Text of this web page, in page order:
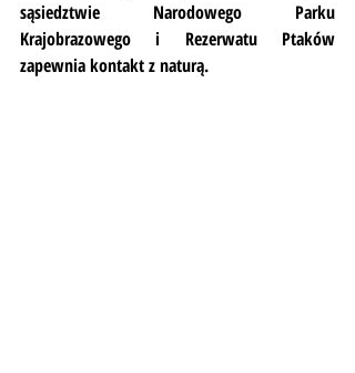
sąsiedztwie Narodowego Parku
Krajobrazowego i Rezerwatu Ptaków
zapewnia kontakt z naturą.